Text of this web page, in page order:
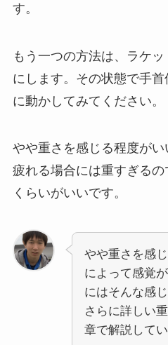
す。
もう一つの方法は、ラケ
にします。その状態で手
に動かしてみてください。
やや重さを感じる程度が
疲れる場合には重すぎる
くらいがいいです。
やや重さを感
によって感覚
にはそんな感じ
さらに詳しい
章で解説してい